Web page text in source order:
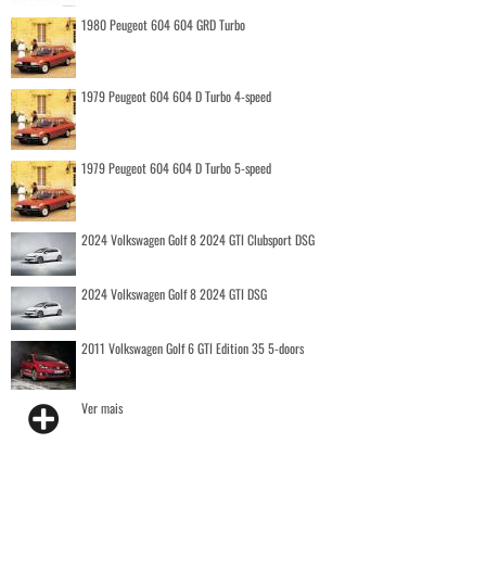
1980 Peugeot 604 604 GRD Turbo
1979 Peugeot 604 604 D Turbo 4-speed
1979 Peugeot 604 604 D Turbo 5-speed
2024 Volkswagen Golf 8 2024 GTI Clubsport DSG
2024 Volkswagen Golf 8 2024 GTI DSG
2011 Volkswagen Golf 6 GTI Edition 35 5-doors
Ver mais